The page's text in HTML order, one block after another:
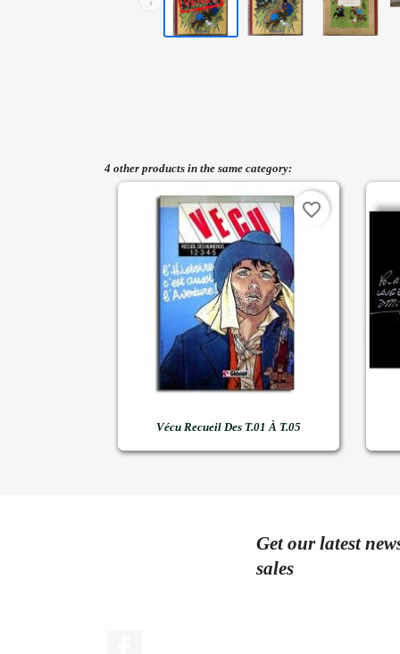
4 other products in the same category:
 Quick view
Vécu Recueil Des T.01 À T.05
favorite_border
Get our latest
sales